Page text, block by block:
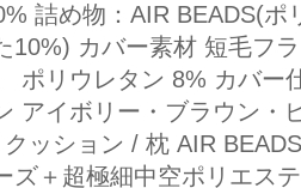
詰め物：AIR BEADS(
10%) カバー素材 短毛フ
ポリウレタン 8% カバー
アイボリー・ブラウン・
ッション / 枕 AIR
ズ＋超極細中空ポリエス